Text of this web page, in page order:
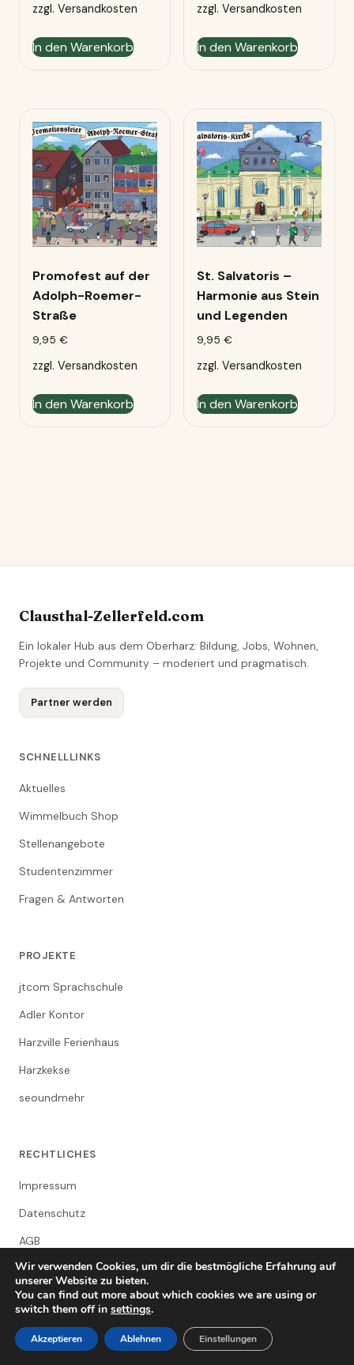
zzgl. Versandkosten
In den Warenkorb
zzgl. Versandkosten
In den Warenkorb
Promofest auf der
Adolph-Roemer-
Straße
9,95 €
zzgl. Versandkosten
In den Warenkorb
St. Salvatoris –
Harmonie aus Stein
und Legenden
9,95 €
zzgl. Versandkosten
In den Warenkorb
Clausthal-Zellerfeld.com
Ein lokaler Hub aus dem Oberharz: Bildung, Jobs, Wohnen,
Projekte und Community – moderiert und pragmatisch.
Partner werden
SCHNELLLINKS
Aktuelles
Wimmelbuch Shop
Stellenangebote
Studentenzimmer
Fragen & Antworten
PROJEKTE
jtcom Sprachschule
Adler Kontor
Harzville Ferienhaus
Harzkekse
seoundmehr
RECHTLICHES
Impressum
Datenschutz
AGB
© 2026 Clausthal-Zellerfeld Lokales Netzwerk
Clausthal-Zellerfeld in Gesichtern
Wir verwenden Cookies, um dir die bestmögliche Erfahrung auf
unserer Website zu bieten.
You can find out more about which cookies we are using or
switch them off in settings.
Akzeptieren Ablehnen Einstellungen